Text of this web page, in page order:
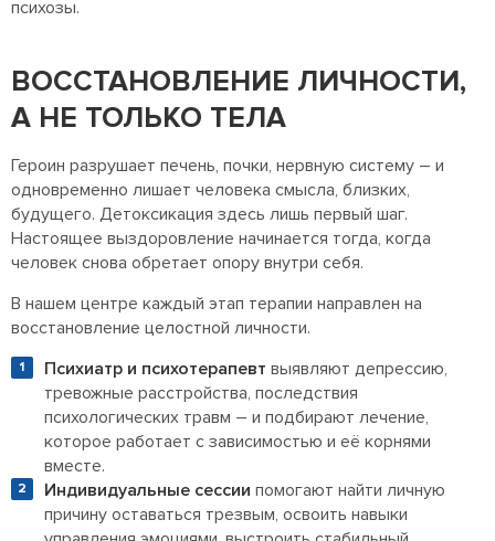
психозы.
ВОССТАНОВЛЕНИЕ ЛИЧНОСТИ,
А НЕ ТОЛЬКО ТЕЛА
Героин разрушает печень, почки, нервную систему – и
одновременно лишает человека смысла, близких,
будущего. Детоксикация здесь лишь первый шаг.
Настоящее выздоровление начинается тогда, когда
человек снова обретает опору внутри себя.
В нашем центре каждый этап терапии направлен на
восстановление целостной личности.
Психиатр и психотерапевт выявляют депрессию,
тревожные расстройства, последствия
психологических травм – и подбирают лечение,
которое работает с зависимостью и её корнями
вместе.
Индивидуальные сессии помогают найти личную
причину оставаться трезвым, освоить навыки